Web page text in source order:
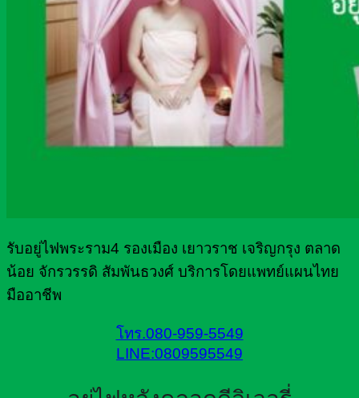
รับอยู่ไฟพระราม4 รองเมือง เยาวราช เจริญกรุง ตลาด
น้อย จักรวรรดิ สัมพันธวงศ์ บริการโดยแพทย์แผนไทย
มืออาชีพ
โทร.080-959-5549
LINE:0809595549